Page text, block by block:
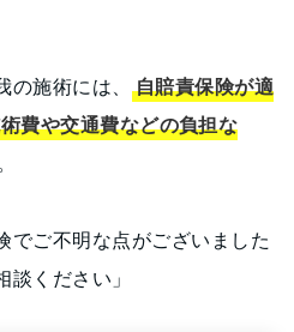
施術には、
自賠責保険が適
費や交通費などの負担な
でご不明な点がございました
ください」